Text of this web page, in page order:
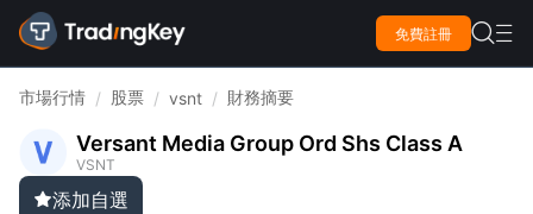
免費註冊  
市場行情 / 股票 / vsnt / 財務摘要
Versant Media Group Ord Shs Class A
VSNT
添加自選